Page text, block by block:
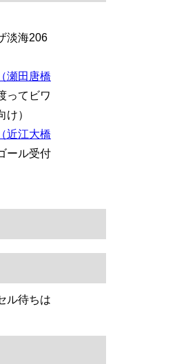
淡海206
瀬田唐橋
ってビワ
）
近江大橋
ール受付
ル待ちは